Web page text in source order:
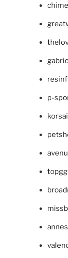
p-